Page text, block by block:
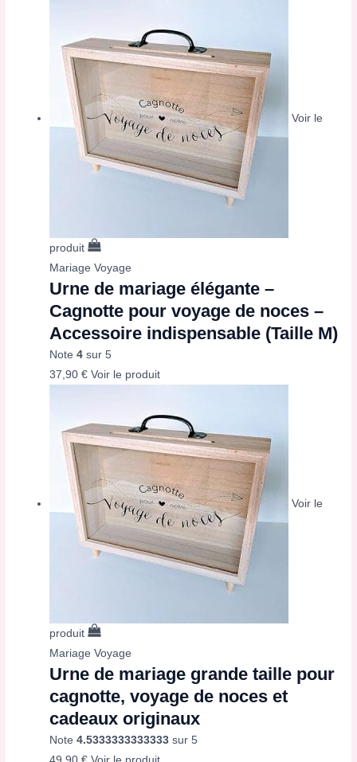
Voir le
produit
Mariage Voyage
Urne de mariage élégante –
Cagnotte pour voyage de noces –
Accessoire indispensable (Taille M)
Note4 sur 5
37,90€ Voir le produit
Voir le
produit
Mariage Voyage
Urne de mariage grande taille pour
cagnotte, voyage de noces et
cadeaux originaux
Note4.5333333333333 sur 5